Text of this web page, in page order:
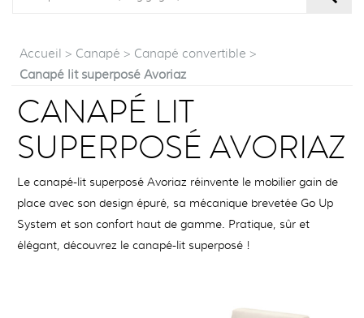
Accueil > Canapé > Canapé convertible >
Canapé lit superposé Avoriaz
CANAPÉ LIT
SUPERPOSÉ AVORIAZ
Le canapé-lit superposé Avoriaz réinvente le mobilier gain de
place avec son design épuré, sa mécanique brevetée Go Up
System et son confort haut de gamme. Pratique, sûr et
élégant, découvrez le canapé-lit superposé !